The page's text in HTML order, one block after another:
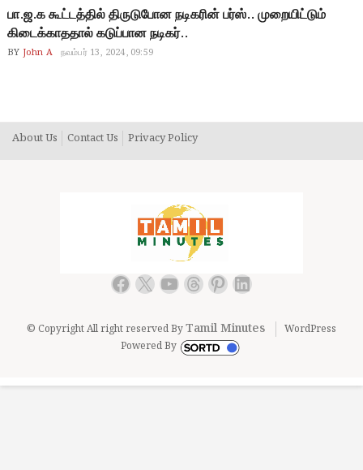
பா.ஜ.க கூட்டத்தில் திருடுபோன நடிகரின் பர்ஸ்.. முறையிட்டும்
கிடைக்காததால் கடுப்பான நடிகர்..
BY John A நவம்பர் 13, 2024, 09:59
About Us Contact Us Privacy Policy
Facebook
X YouTube
Threads
Pinterest
LinkedIn
© Copyright All right reserved ByTamil Minutes
WordPress
Powered By